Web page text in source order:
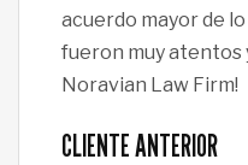
acuerdo mayor de
fueron muy atentos
Noravian Law Firm!
CLIENTE ANTERIOR